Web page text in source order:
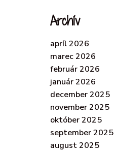
Archív
apríl 2026
marec 2026
február 2026
január 2026
december 2025
november 2025
október 2025
september 2025
august 2025